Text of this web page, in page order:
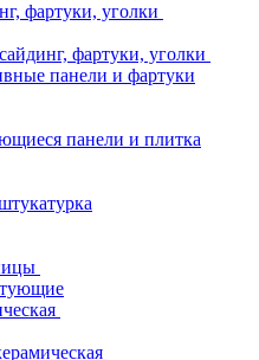
фартуки, уголки
фартуки, уголки
панели и фартуки
панели и плитка